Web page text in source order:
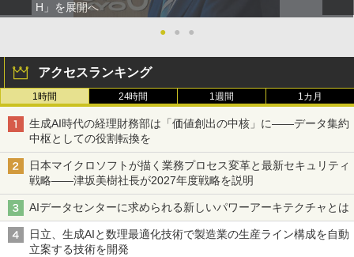
H」を展開へ
●
● ●
アクセスランキング
1時間 24時間 1週間 1カ月
生成AI時代の経理財務部は「価値創出の中核」に――データ集約
中枢としての役割転換を
日本マイクロソフトが描く業務プロセス変革と最新セキュリティ
戦略――津坂美樹社長が2027年度戦略を説明
AIデータセンターに求められる新しいパワーアーキテクチャとは
日立、生成AIと数理最適化技術で製造業の生産ライン構成を自動
立案する技術を開発